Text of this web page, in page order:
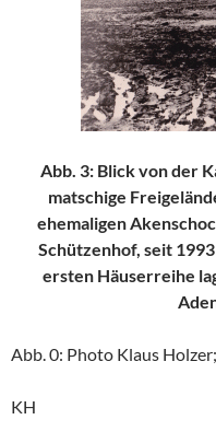
Abb. 3: Blick von der
matschige
ehemaligen
Schützenhof, seit
ersten Häuserreihe
Abb. 0: Photo Klaus
KH